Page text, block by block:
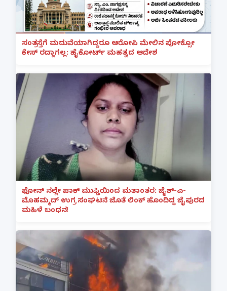
ಸಂತ್ರಸ್ತೆಗೆ ಮದುವೆಯಾಗಿದ್ದರೂ ಆರೋಪಿ ಮೇಲಿನ ಪೋಕ್ಸೋ
ಕೇಸ್ ರದ್ದಾಗಲ್ಲ: ಹೈಕೋರ್ಟ್ ಮಹತ್ವದ ಆದೇಶ
ಫೋನ್ ನಲ್ಲೇ ಪಾಕ್ ಮುಫ್ತಿಯಿಂದ ಮತಾಂತರ: ಜೈಶ್-ಎ-
ಮೊಹಮ್ಮದ್ ಉಗ್ರ ಸಂಘಟನೆ ಜೊತೆ ಲಿಂಕ್ ಹೊಂದಿದ್ದ ಜೈಪುರದ
ಮಹಿಳೆ ಬಂಧನ!